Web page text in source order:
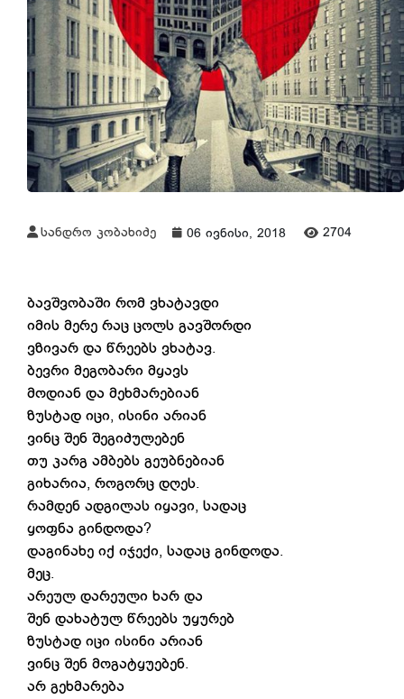
სანდრო კობახიძე 06 ივნისი, 2018 2704
ბავშვობაში რომ ვხატავდი
იმის მერე რაც ცოლს გავშორდი
ვზივარ და წრეებს ვხატავ.
ბევრი მეგობარი მყავს
მოდიან და მეხმარებიან
ზუსტად იცი, ისინი არიან
ვინც შენ შეგიძულებენ
თუ კარგ ამბებს გეუბნებიან
გიხარია, როგორც დღეს.
რამდენ ადგილას იყავი, სადაც
ყოფნა გინდოდა?
დაგინახე იქ იჯექი, სადაც გინდოდა.
მეც.
არეულ დარეული ხარ და
შენ დახატულ წრეებს უყურებ
ზუსტად იცი ისინი არიან
ვინც შენ მოგატყუებენ.
არ გეხმარება